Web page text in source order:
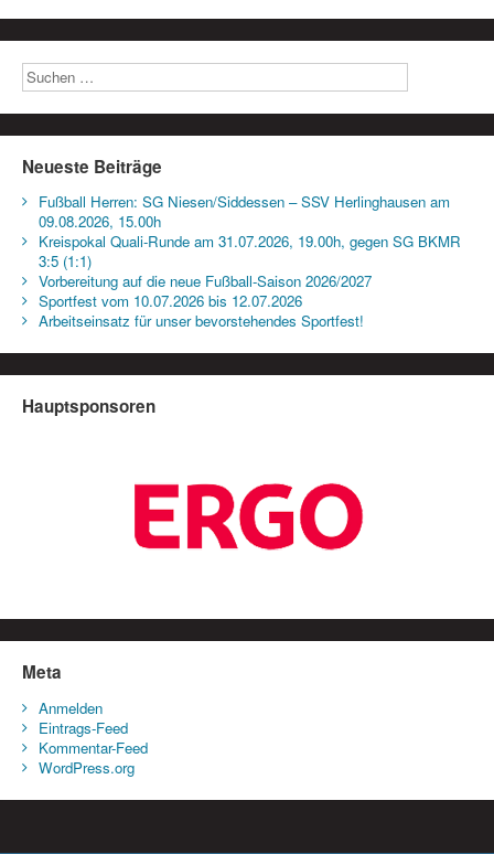
Neueste Beiträge
Fußball Herren: SG Niesen/Siddessen – SSV Herlinghausen am
09.08.2026, 15.00h
Kreispokal Quali-Runde am 31.07.2026, 19.00h, gegen SG BKMR
3:5 (1:1)
Vorbereitung auf die neue Fußball-Saison 2026/2027
Sportfest vom 10.07.2026 bis 12.07.2026
Arbeitseinsatz für unser bevorstehendes Sportfest!
Hauptsponsoren
Meta
Anmelden
Eintrags-Feed
Kommentar-Feed
WordPress.org